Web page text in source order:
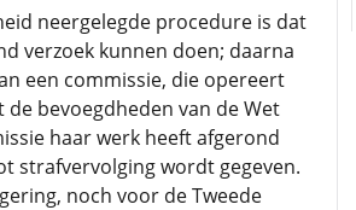
neergelegde procedure is dat
verzoek kunnen doen; daarna
een commissie, die opereert
bevoegdheden van de Wet
haar werk heeft afgerond
strafvervolging wordt gegeven.
noch voor de Tweede